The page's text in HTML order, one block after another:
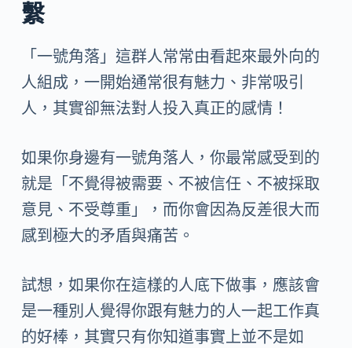
繫
「一號角落」這群人常常由看起來最外向的
人組成，一開始通常很有魅力、非常吸引
人，其實卻無法對人投入真正的感情！
如果你身邊有一號角落人，你最常感受到的
就是「不覺得被需要、不被信任、不被採取
意見、不受尊重」，而你會因為反差很大而
感到極大的矛盾與痛苦。
試想，如果你在這樣的人底下做事，應該會
是一種別人覺得你跟有魅力的人一起工作真
的好棒，其實只有你知道事實上並不是如